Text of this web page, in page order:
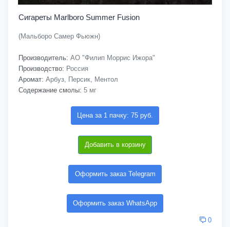
Сигареты Marlboro Summer Fusion
(Мальборо Самер Фьюжн)
Производитель: АО "Филип Моррис Ижора"
Производство: Россия
Аромат: Арбуз, Персик, Ментол
Содержание смолы: 5 мг
Цена за 1 пачку: 75 руб.
Добавить в корзину
Оформить заказ Telegram
Оформить заказ WhatsApp
0